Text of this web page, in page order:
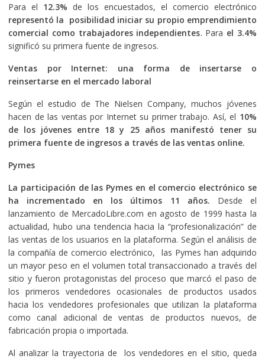
Para el 12.3% de los encuestados, el comercio electrónico
representó la posibilidad iniciar su propio emprendimiento
comercial como trabajadores independientes. Para el 3.4%
significó su primera fuente de ingresos.
Ventas por Internet: una forma de insertarse o
reinsertarse en el mercado laboral
Según el estudio de The Nielsen Company, muchos jóvenes
hacen de las ventas por Internet su primer trabajo. Así, el 10%
de los jóvenes entre 18 y 25 años manifestó tener su
primera fuente de ingresos a través de las ventas online.
Pymes
La participación de las Pymes en el comercio electrónico se
ha incrementado en los últimos 11 años. Desde el
lanzamiento de MercadoLibre.com en agosto de 1999 hasta la
actualidad, hubo una tendencia hacia la “profesionalización” de
las ventas de los usuarios en la plataforma. Según el análisis de
la compañía de comercio electrónico, las Pymes han adquirido
un mayor peso en el volumen total transaccionado a través del
sitio y fueron protagonistas del proceso que marcó el paso de
los primeros vendedores ocasionales de productos usados
hacia los vendedores profesionales que utilizan la plataforma
como canal adicional de ventas de productos nuevos, de
fabricación propia o importada.
Al analizar la trayectoria de los vendedores en el sitio, queda